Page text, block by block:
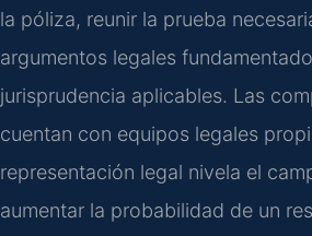
la póliza, reunir la prueba
argumentos legales
jurisprudencia aplicables. Las
cuentan con equipos legales
representación legal nivela el
aumentar la probabilidad de un